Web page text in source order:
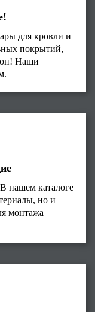
для кровли и
покрытий,
Наши
нашем каталоге
но и
монтажа